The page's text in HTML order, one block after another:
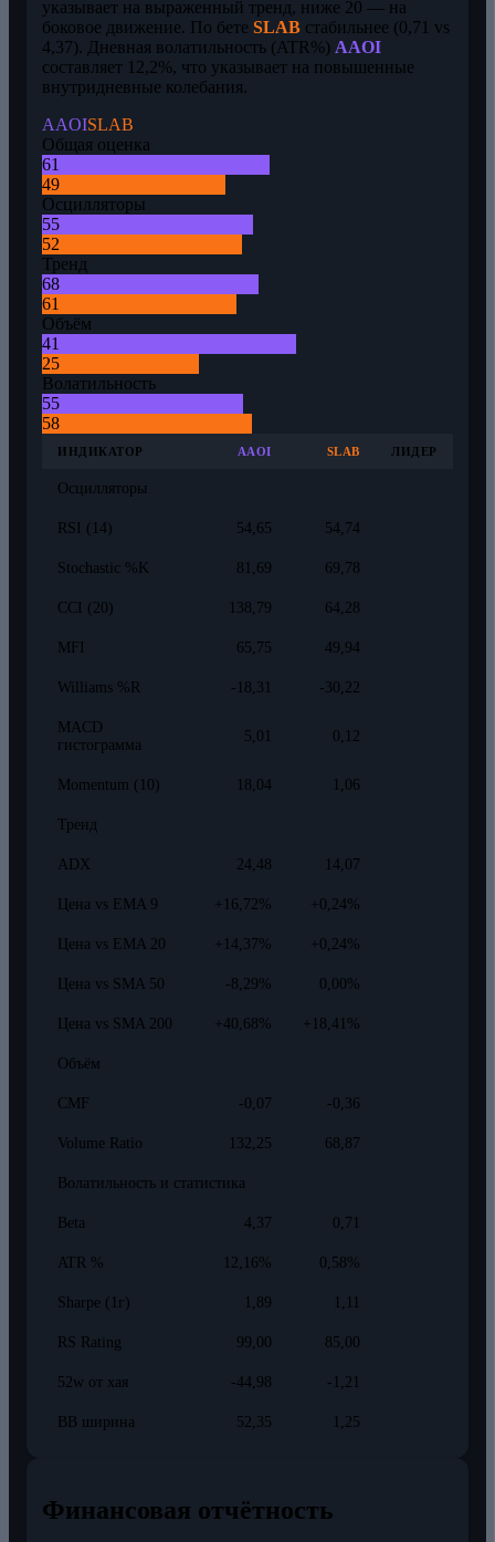
указывает на выраженный тренд, ниже 20 — на
боковое движение. По бете SLAB стабильнее (0,71 vs
4,37). Дневная волатильность (ATR%) AAOI
составляет 12,2%, что указывает на повышенные
внутридневные колебания.
AAOISLAB
Общая оценка
61
49
Осцилляторы
55
52
Тренд
68
61
Объём
41
25
Волатильность
55
58
ИНДИКАТОР AAOI SLAB ЛИДЕР
Осцилляторы
RSI (14) 54,65 54,74
Stochastic %K 81,69 69,78
CCI (20) 138,79 64,28
MFI 65,75 49,94
Williams %R -18,31 -30,22
MACD
гистограмма
5,01 0,12
Momentum (10) 18,04 1,06
Тренд
ADX 24,48 14,07
Цена vs EMA 9 +16,72% +0,24%
Цена vs EMA 20 +14,37% +0,24%
Цена vs SMA 50 -8,29% 0,00%
Цена vs SMA 200 +40,68% +18,41%
Объём
CMF -0,07 -0,36
Volume Ratio 132,25 68,87
Волатильность и статистика
Beta 4,37 0,71
ATR % 12,16% 0,58%
Sharpe (1г) 1,89 1,11
RS Rating 99,00 85,00
52w от хая -44,98 -1,21
BB ширина 52,35 1,25
Финансовая отчётность